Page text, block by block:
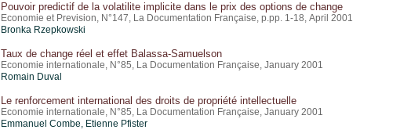
Pouvoir predictif de la volatilite implicite dans le prix des options de change
Economie et Prevision, N°147, La Documentation Française, p.pp. 1-18, April 2001
Bronka Rzepkowski
Taux de change réel et effet Balassa-Samuelson
Economie internationale, N°85, La Documentation Française, January 2001
Romain Duval
Le renforcement international des droits de propriété intellectuelle
Economie internationale, N°85, La Documentation Française, January 2001
Emmanuel Combe, Etienne Pfister